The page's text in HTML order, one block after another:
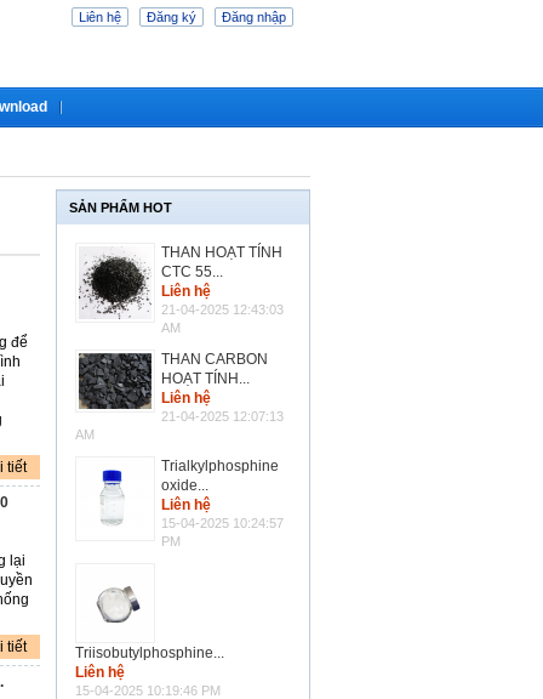
Liên hệ Đăng ký Đăng nhập
để
tiết
lại
tiết
SẢN PHẨM HOT
THAN HOẠT TÍNH
CTC 55...
Liên hệ
21-04-2025 12:43:03
AM
THAN CARBON
HOẠT TÍNH...
Liên hệ
21-04-2025 12:07:13
AM
Trialkylphosphine
oxide...
Liên hệ
15-04-2025 10:24:57
PM
Triisobutylphosphine...
Liên hệ
15-04-2025 10:19:46 PM